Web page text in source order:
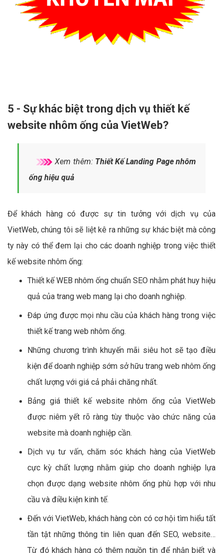
5 - Sự khác biệt trong dịch vụ thiết kế
website nhôm ống của VietWeb?
Xem thêm: Thiết Kế Landing Page nhôm
ống hiệu quả
Để khách hàng có được sự tin tưởng với dịch vụ của
VietWeb, chúng tôi sẽ liệt kê ra những sự khác biệt mà công
ty này có thể đem lại cho các doanh nghiệp trong việc thiết
kế website nhôm ống:
Thiết kế WEB nhôm ống chuẩn SEO nhằm phát huy hiệu
quả của trang web mang lại cho doanh nghiệp.
Đáp ứng được mọi nhu cầu của khách hàng trong việc
thiết kế trang web nhôm ống.
Những chương trình khuyến mãi siêu hot sẽ tạo điều
kiện để doanh nghiệp sớm sở hữu trang web nhôm ống
chất lượng với giá cả phải chăng nhất.
Bảng giá thiết kế website nhôm ống của VietWeb
được niêm yết rõ ràng tùy thuộc vào chức năng của
website mà doanh nghiệp cần.
Dịch vụ tư vấn, chăm sóc khách hàng của VietWeb
cực kỳ chất lượng nhằm giúp cho doanh nghiệp lựa
chọn được dạng website nhôm ống phù hợp với nhu
cầu và điều kiện kinh tế.
Đến với VietWeb, khách hàng còn có cơ hội tìm hiểu tất
tần tật những thông tin liên quan đến SEO, website…
Từ đó khách hàng có thêm nguồn tin để nhận biết và